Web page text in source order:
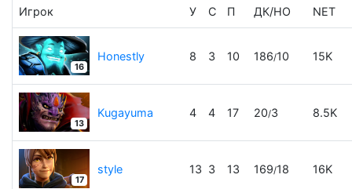
Игрок У С П ДК/НО NET
16
Honestly 8 3 10 186/10 15K
13
Kugayuma 4 4 17 20/3 8.5K
17
style 13 3 13 169/18 16K